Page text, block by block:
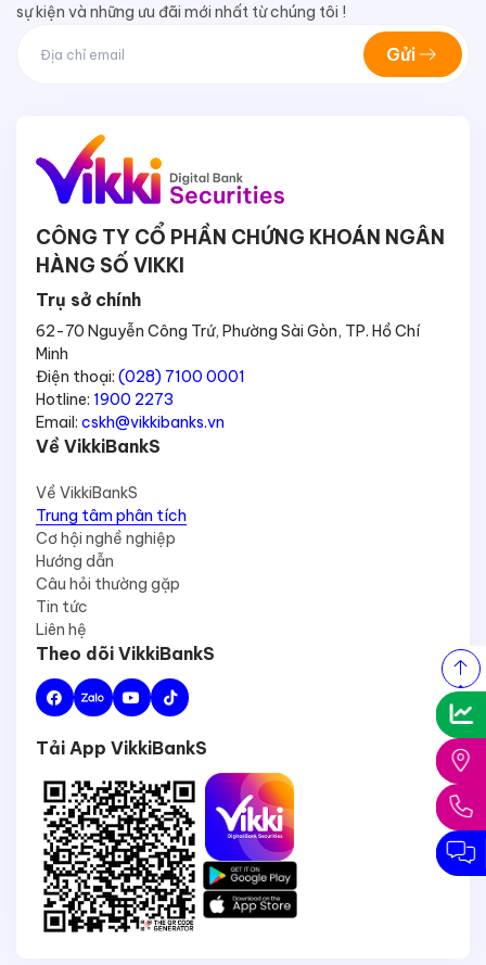
sự kiện và những ưu đãi mới nhất từ chúng tôi !
Gửi
CÔNG TY CỔ PHẦN CHỨNG KHOÁN NGÂN
HÀNG SỐ VIKKI
Trụ sở chính
62-70 Nguyễn Công Trứ, Phường Sài Gòn, TP. Hồ Chí
Minh
Điện thoại: (028) 7100 0001
Hotline: 1900 2273
Email: cskh@vikkibanks.vn
Về VikkiBankS
Về VikkiBankS
Trung tâm phân tích
Cơ hội nghề nghiệp
Hướng dẫn
Câu hỏi thường gặp
Tin tức
Liên hệ
Theo dõi VikkiBankS
Tải App VikkiBankS